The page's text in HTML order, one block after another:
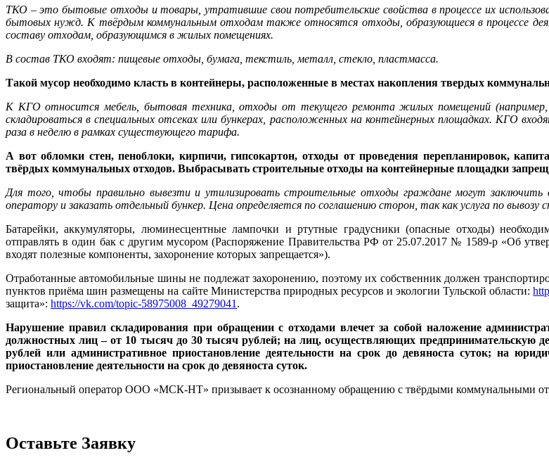
ТКО – это бытовые отходы и товары, утратившие свои потребительские свойства в процессе их
бытовых нужд. К твёрдым коммунальным отходам также относятся отходы, образующиеся в процессе
составу отходам, образующимся в жилых помещениях.
В состав ТКО входят: пищевые отходы, бумага, текстиль, металл, стекло, пластмасса.
Такой мусор необходимо класть в контейнеры, расположенные в местах накопления твердых
К КГО относится мебель, бытовая техника, отходы от текущего ремонта жилых помещений
складироваться в специальных отсеках или бункерах, расположенных на контейнерных площадках. КГО
раза в неделю в рамках существующего тарифа.
А вот обломки стен, пеноблоки, кирпичи, гипсокартон, отходы от проведения перепланировок,
твёрдых коммунальных отходов. Выбрасывать строительные отходы на контейнерные площадки
Для того, чтобы правильно вывезти и утилизировать строительные отходы граждане могут заключить
оператору и заказать отдельный бункер. Цена определяется по соглашению сторон, так как услуга по
Батарейки, аккумуляторы, люминесцентные лампочки и ртутные градусники (опасные отходы)
отправлять в один бак с другим мусором (Распоряжение Правительства РФ от 25.07.2017 № 1589-р «Об
входят полезные компоненты, захоронение которых запрещается»).
Отработанные автомобильные шины не подлежат захоронению, поэтому их собственник должен
пунктов приёма шин размещены на сайте Министерства природных ресурсов и экологии Тульской области:
защита»: https://vk.com/topic-58975008_49279041 .
Нарушение правил складирования при обращении с отходами влечет за собой наложение
должностных лиц – от 10 тысяч до 30 тысяч рублей; на лиц, осуществляющих предпринимательскую
рублей или административное приостановление деятельности на срок до девяноста суток; на
приостановление деятельности на срок до девяноста суток.
Региональный оператор ООО «МСК-НТ» призывает к осознанному обращению с твёрдыми коммунальными
Оставьте Заявку